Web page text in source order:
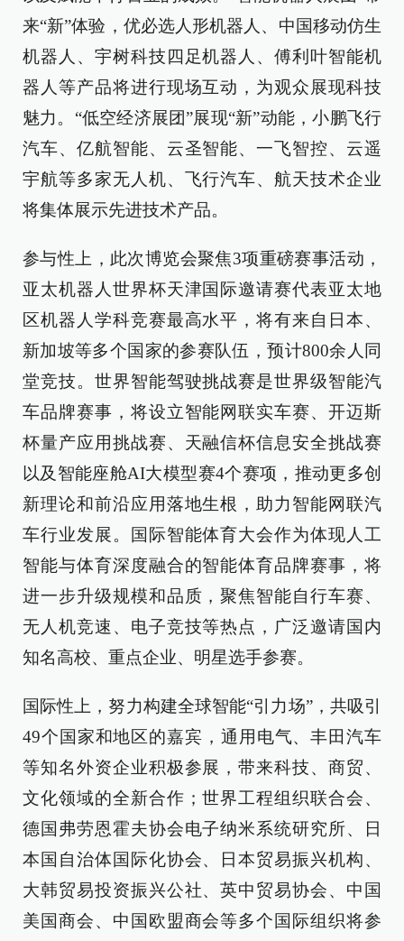
来“新”体验，优必选人形机器人、中国移动仿生
机器人、宇树科技四足机器人、傅利叶智能机
器人等产品将进行现场互动，为观众展现科技
魅力。“低空经济展团”展现“新”动能，小鹏飞行
汽车、亿航智能、云圣智能、一飞智控、云遥
宇航等多家无人机、飞行汽车、航天技术企业
将集体展示先进技术产品。
参与性上，此次博览会聚焦3项重磅赛事活动，
亚太机器人世界杯天津国际邀请赛代表亚太地
区机器人学科竞赛最高水平，将有来自日本、
新加坡等多个国家的参赛队伍，预计800余人同
堂竞技。世界智能驾驶挑战赛是世界级智能汽
车品牌赛事，将设立智能网联实车赛、开迈斯
杯量产应用挑战赛、天融信杯信息安全挑战赛
以及智能座舱AI大模型赛4个赛项，推动更多创
新理论和前沿应用落地生根，助力智能网联汽
车行业发展。国际智能体育大会作为体现人工
智能与体育深度融合的智能体育品牌赛事，将
进一步升级规模和品质，聚焦智能自行车赛、
无人机竞速、电子竞技等热点，广泛邀请国内
知名高校、重点企业、明星选手参赛。
国际性上，努力构建全球智能“引力场”，共吸引
49个国家和地区的嘉宾，通用电气、丰田汽车
等知名外资企业积极参展，带来科技、商贸、
文化领域的全新合作；世界工程组织联合会、
德国弗劳恩霍夫协会电子纳米系统研究所、日
本国自治体国际化协会、日本贸易振兴机构、
大韩贸易投资振兴公社、英中贸易协会、中国
美国商会、中国欧盟商会等多个国际组织将参